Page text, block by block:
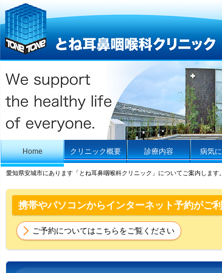
Home クリニック概要 診療内容 病気
愛知県安城市にあります「とね耳鼻咽喉科クリニック」についてご案内します。
携帯やパソコンからインターネット予約がご利
ご予約についてはこちらをご覧ください